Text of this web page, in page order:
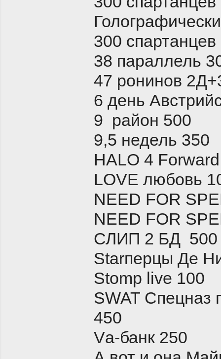
300
38 параллель
47 ронинов
6 день
9 район 500
9,5 недель 350
HALO 4
LOVE любовь
NEED FOR
NEED FOR
СЛИП 2 БД
Starперцы Де
Stomp live 100
SWAT Спецназ
450
Vа-банк 250